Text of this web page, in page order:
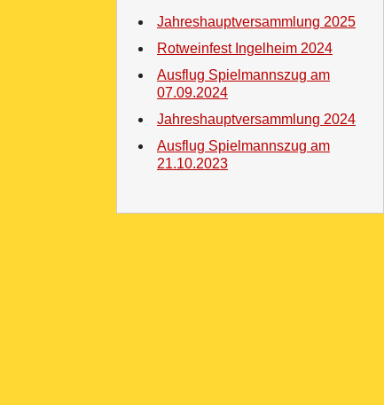
Jahreshauptversammlung 2025
Rotweinfest Ingelheim 2024
Ausflug Spielmannszug am
07.09.2024
Jahreshauptversammlung 2024
Ausflug Spielmannszug am
21.10.2023